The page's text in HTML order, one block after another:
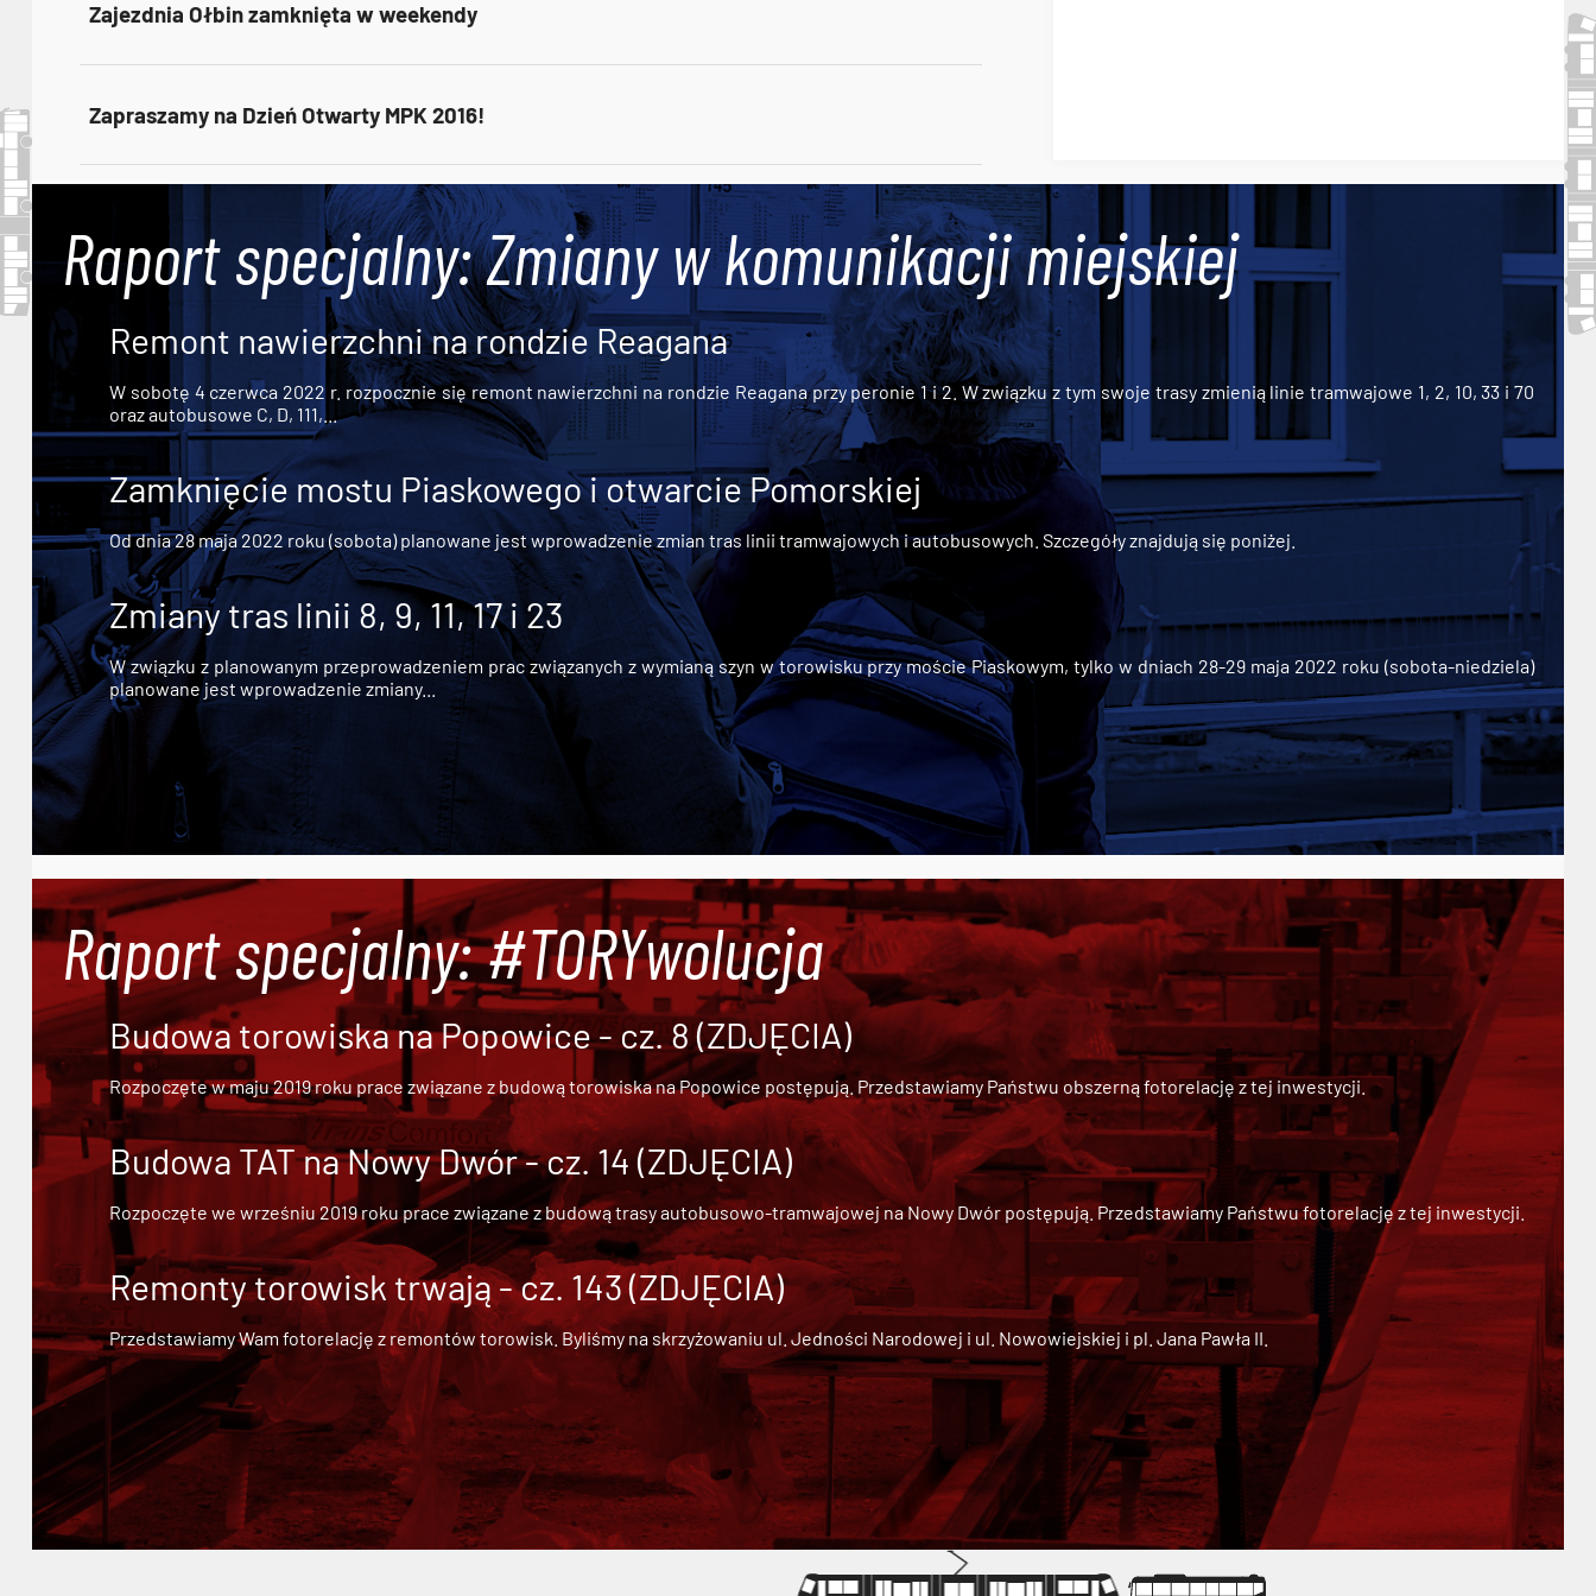
Zajezdnia Ołbin zamknięta w weekendy
Zapraszamy na Dzień Otwarty MPK 2016!
Raport specjalny: Zmiany w komunikacji miejskiej
Remont nawierzchni na rondzie Reagana
W sobotę 4 czerwca 2022 r. rozpocznie się remont nawierzchni na rondzie Reagana przy peronie 1 i 2. W związku z tym swoje trasy zmienią linie tramwajowe 1, 2, 10, 33 i 70
oraz autobusowe C, D, 111,...
Zamknięcie mostu Piaskowego i otwarcie Pomorskiej
Od dnia 28 maja 2022 roku (sobota) planowane jest wprowadzenie zmian tras linii tramwajowych i autobusowych. Szczegóły znajdują się poniżej.
Zmiany tras linii 8, 9, 11, 17 i 23
W związku z planowanym przeprowadzeniem prac związanych z wymianą szyn w torowisku przy moście Piaskowym, tylko w dniach 28-29 maja 2022 roku (sobota-niedziela)
planowane jest wprowadzenie zmiany...
Raport specjalny: #TORYwolucja
Budowa torowiska na Popowice - cz. 8 (ZDJĘCIA)
Rozpoczęte w maju 2019 roku prace związane z budową torowiska na Popowice postępują. Przedstawiamy Państwu obszerną fotorelację z tej inwestycji.
Budowa TAT na Nowy Dwór - cz. 14 (ZDJĘCIA)
Rozpoczęte we wrześniu 2019 roku prace związane zbudową trasy autobusowo-tramwajowej na Nowy Dwór postępują. Przedstawiamy Państwu fotorelację z tej inwestycji.
Remonty torowisk trwają - cz. 143 (ZDJĘCIA)
Przedstawiamy Wam fotorelację z remontów torowisk. Byliśmy na skrzyżowaniu ul. Jedności Narodowej i ul. Nowowiejskiej i pl. Jana Pawła II.